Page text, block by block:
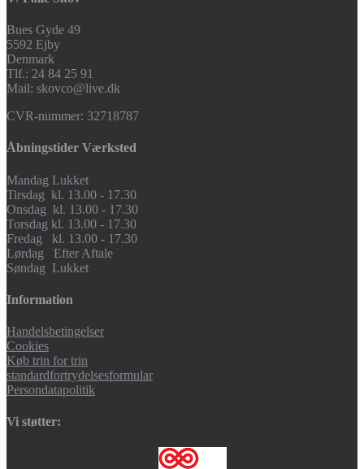
Bues Gyde 49
5592 Ejby
Denmark
Tlf.: 24 84 25 91
Mail: skovco@live.dk
CVR-nummer: 32718787
Åbningstider Værksted
Mandag Lukket
Tirsdag kl. 13.00 - 17.30
Onsdag kl. 13.00 - 17.30
Torsdag kl. 13.00 - 17.30
Fredag kl. 13.00 - 17.30
Lørdag Efter Aftale
Søndag Lukket
Information
Handelsbetingelser
Cookies
Køb trin for trin
standardfortrydelsesformular
Persondatapolitik
Vi støtter: